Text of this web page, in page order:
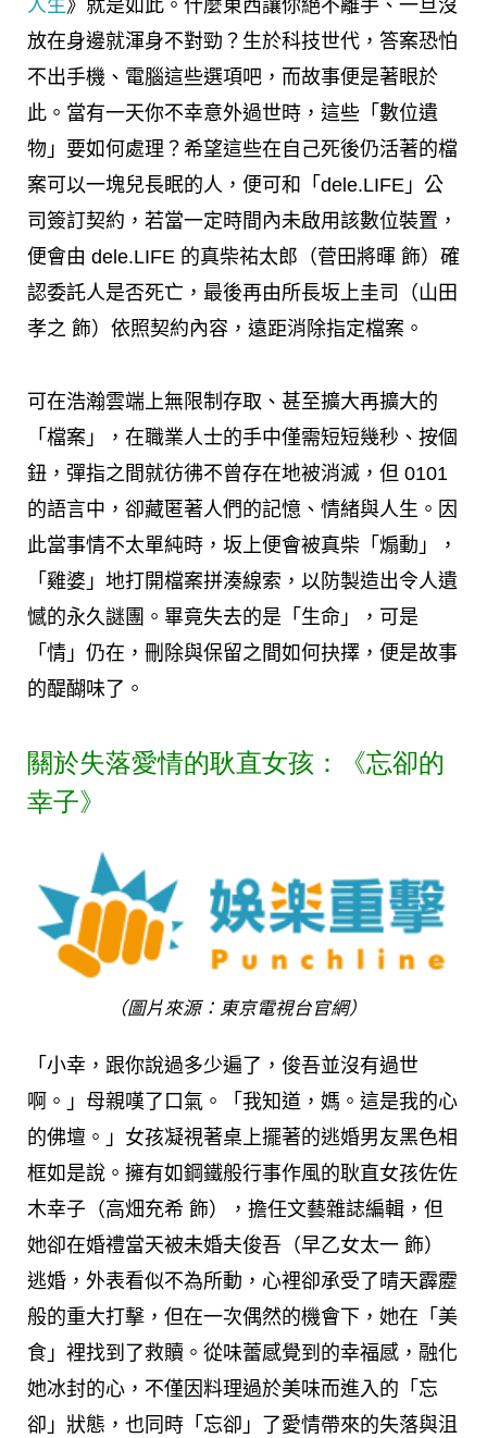
人生》就是如此。什麼東西讓你絕不離手、一旦沒
放在身邊就渾身不對勁？生於科技世代，答案恐怕
不出手機、電腦這些選項吧，而故事便是著眼於
此。當有一天你不幸意外過世時，這些「數位遺
物」要如何處理？希望這些在自己死後仍活著的檔
案可以一塊兒長眠的人，便可和「dele.LIFE」公
司簽訂契約，若當一定時間內未啟用該數位裝置，
便會由 dele.LIFE 的真柴祐太郎（菅田將暉 飾）確
認委託人是否死亡，最後再由所長坂上圭司（山田
孝之 飾）依照契約內容，遠距消除指定檔案。
可在浩瀚雲端上無限制存取、甚至擴大再擴大的
「檔案」，在職業人士的手中僅需短短幾秒、按個
鈕，彈指之間就彷彿不曾存在地被消滅，但 0101
的語言中，卻藏匿著人們的記憶、情緒與人生。因
此當事情不太單純時，坂上便會被真柴「煽動」，
「雞婆」地打開檔案拼湊線索，以防製造出令人遺
憾的永久謎團。畢竟失去的是「生命」，可是
「情」仍在，刪除與保留之間如何抉擇，便是故事
的醍醐味了。
關於失落愛情的耿直女孩：《忘卻的
幸子》
（圖片來源：東京電視台官網）
「小幸，跟你說過多少遍了，俊吾並沒有過世
啊。」母親嘆了口氣。「我知道，媽。這是我的心
的佛壇。」女孩凝視著桌上擺著的逃婚男友黑色相
框如是說。擁有如鋼鐵般行事作風的耿直女孩佐佐
木幸子（高畑充希 飾），擔任文藝雜誌編輯，但
她卻在婚禮當天被未婚夫俊吾（早乙女太一 飾）
逃婚，外表看似不為所動，心裡卻承受了晴天霹靂
般的重大打擊，但在一次偶然的機會下，她在「美
食」裡找到了救贖。從味蕾感覺到的幸福感，融化
她冰封的心，不僅因料理過於美味而進入的「忘
卻」狀態，也同時「忘卻」了愛情帶來的失落與沮